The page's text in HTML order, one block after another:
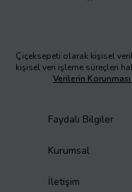
Çiçeksepeti olarak kişisel
kişisel veri işleme süreçleri
Verilerin
Faydalı Bilgiler
Kurumsal
İletişim